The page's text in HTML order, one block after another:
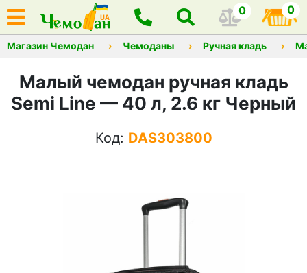
0 0
Магазин Чемодан Чемоданы Ручная кладь
Малый чемодан ручная кладь
Semi Line — 40 л, 2.6 кг Черный
Код: DAS303800